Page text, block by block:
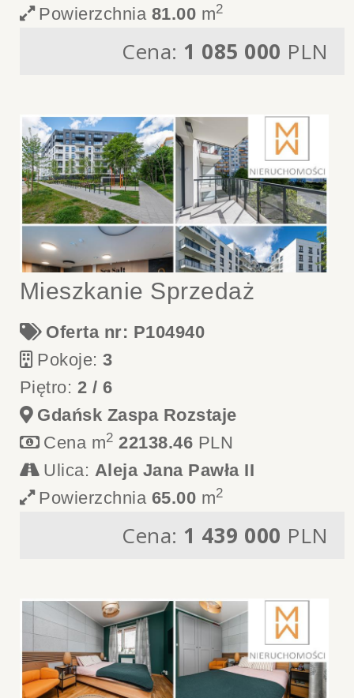
Powierzchnia 81.00 m2
Cena: 1 085 000 PLN
Mieszkanie Sprzedaż
Oferta nr: P104940
Pokoje:3
Piętro: 2 / 6
Gdańsk Zaspa Rozstaje
Cena m2 22138.46 PLN
Ulica: Aleja Jana Pawła II
Powierzchnia 65.00 m2
Cena: 1 439 000 PLN